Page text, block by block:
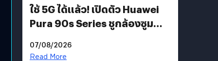
ใช้ 5G ได้แล้ว! เปิดตัว Huawei
Pura 90s Series ชูกล้องซูม
07/08/2026
Read More